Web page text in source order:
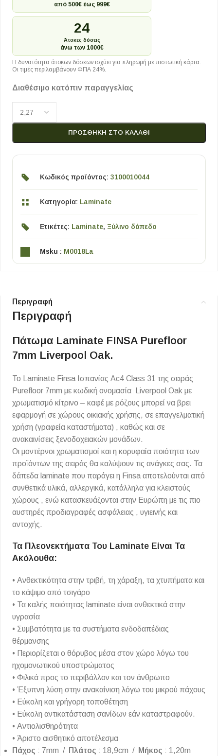
από 500€ έως 999€
24
Άτοκες δόσεις
άνω των 1000€
Η δυνατότητα άτοκων δόσεων ισχύει για πληρωμή με πιστωτική κάρτα.
Οι τιμές περιλαμβάνουν ΦΠΑ 24%.
Διαθέσιμο κατόπιν παραγγελίας
ΠΡΟΣΘΉΚΗ ΣΤΟ ΚΑΛΆΘΙ
Κωδικός προϊόντος: 3100010044
Κατηγορία: Laminate
Ετικέτες: Laminate, Ξύλινο δάπεδο
Msku : M0018La
Περιγραφή
Περιγραφή
Πάτωμα Laminate FINSA Purefloor
7mm Liverpool Oak.
Το Laminate Finsa Ισπανίας Ac4 Class 31 της σειράς
Purefloor 7mm με κωδική ονομασία Liverpool Oak με
χρωματισμό κίτρινο – καφέ με ρόζους μπορεί να βρει
εφαρμογή σε χώρους οικιακής χρήσης, σε επαγγελματική
χρήση (γραφεία καταστήματα) , καθώς και σε
ανακαινίσεις ξενοδοχειακών μονάδων.
Οι μοντέρνοι χρωματισμοί και η κορυφαία ποιότητα των
προϊόντων της σειράς θα καλύψουν τις ανάγκες σας. Τα
δάπεδα laminate που παράγει η Finsa αποτελούνται από
συνθετικά υλικά, αλλεργικά, κατάλληλα για κλειστούς
χώρους , ενώ κατασκευάζονται στην Ευρώπη με τις πιο
αυστηρές προδιαγραφές ασφάλειας , υγιεινής και
αντοχής.
Τα Πλεονεκτήματα Του Laminate Είναι Τα
Ακόλουθα:
• Ανθεκτικότητα στην τριβή, τη χάραξη, τα χτυπήματα και
το κάψιμο από τσιγάρο
• Τα καλής ποιότητας laminate είναι ανθεκτικά στην
υγρασία
• Συμβατότητα με τα συστήματα ενδοδαπέδιας
θέρμανσης
• Περιορίζεται ο θόρυβος μέσα στον χώρο λόγω του
ηχομονωτικού υποστρώματος
• Φιλικά προς το περιβάλλον και τον άνθρωπο
• Έξυπνη λύση στην ανακαίνιση λόγω του μικρού πάχους
• Εύκολη και γρήγορη τοποθέτηση
• Εύκολη αντικατάσταση σανίδων εάν καταστραφούν.
• Αντιολισθηρότητα
• Άριστο αισθητικό αποτέλεσμα
Πάχος : 7mm / Πλάτος : 18,9cm / Μήκος : 1,20m